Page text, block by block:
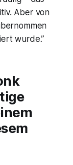
Aber von
wurde.”